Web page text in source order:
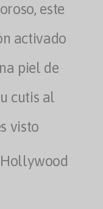
este
activado
piel de
cutis al
visto